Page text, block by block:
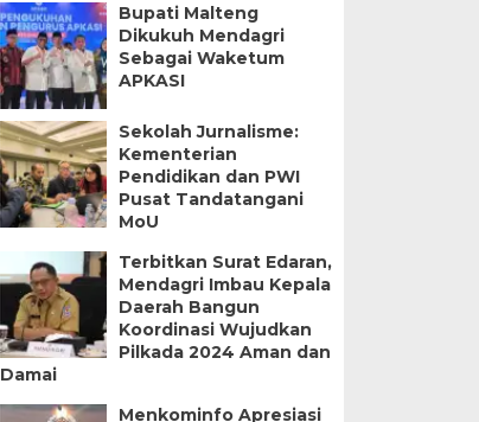
Bupati Malteng
Dikukuh Mendagri
Sebagai Waketum
APKASI
Sekolah Jurnalisme:
Kementerian
Pendidikan dan PWI
Pusat Tandatangani
MoU
Terbitkan Surat Edaran,
Mendagri Imbau Kepala
Daerah Bangun
Koordinasi Wujudkan
Pilkada 2024 Aman dan
Damai
Menkominfo Apresiasi